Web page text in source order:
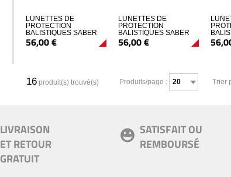
LUNETTES DE
PROTECTION
BALISTIQUES SABER
ADVANCED ECRAN
JAUNE
56,00€
LUNETTES DE
PROTECTION
BALISTIQUES SABER
ADVANCED ECRAN
ORANGE
56,00€
FUME
56,
16produit(s) trouvé(s) Produits/page : Trier
LIVRAISON
ET RETOUR
GRATUIT
SATISFAIT OU
REMBOURSÉ